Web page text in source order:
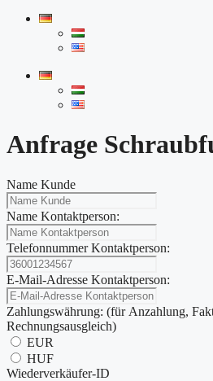
Anfrage
Name Kunde
Name Kontaktperson:
Telefonnummer Kontaktperson:
E-Mail-Adresse Kontaktperson:
Zahlungswährung: (für Anzahlung,
Rechnungsausgleich)
EUR
HUF
Wiederverkäufer-ID